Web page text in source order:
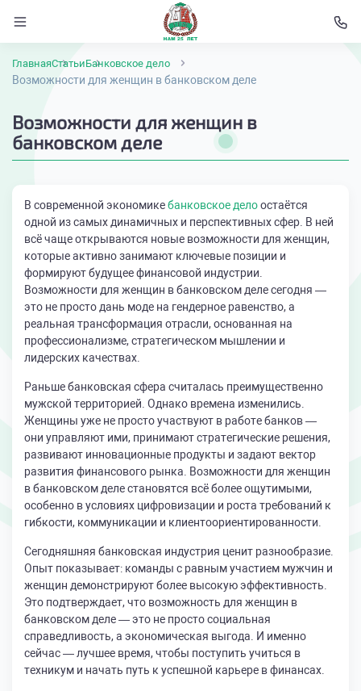
ГлавнаяСтатьиБанковское дело
Возможности для женщин в банковском деле
Возможности для женщин в
банковском деле
В современной экономикебанковское делоостаётся
одной из самых динамичных и перспективных сфер. В ней
всё чаще открываются новые возможности для женщин,
которые активно занимают ключевые позиции и
формируют будущее финансовой индустрии.
Возможности для женщин в банковском деле сегодня —
это не просто дань моде на гендерное равенство, а
реальная трансформация отрасли, основанная на
профессионализме, стратегическом мышлении и
лидерских качествах.
Раньше банковская сфера считалась преимущественно
мужской территорией. Однако времена изменились.
Женщины уже не просто участвуют в работе банков —
они управляют ими, принимают стратегические решения,
развивают инновационные продукты и задают вектор
развития финансового рынка. Возможности для женщин
в банковском деле становятся всё более ощутимыми,
особенно в условиях цифровизации и роста требований к
гибкости, коммуникации и клиентоориентированности.
Сегодняшняя банковская индустрия ценит разнообразие.
Опыт показывает: команды с равным участием мужчин и
женщин демонстрируют более высокую эффективность.
Это подтверждает, что возможность для женщин в
банковском деле — это не просто социальная
справедливость, а экономическая выгода. И именно
сейчас — лучшее время, чтобы поступить учиться в
техникум и начать путь к успешной карьере в финансах.